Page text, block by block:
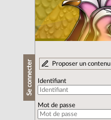
Se connecter Proposer un contenu
Identifiant
Mot de passe